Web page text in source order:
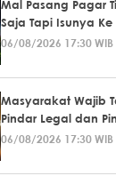
Mal Pasang Pagar
Saja Tapi Isunya
06/08/2026 17:30 WIB
Masyarakat Wajib
Pindar Legal dan
06/08/2026 17:30 WIB